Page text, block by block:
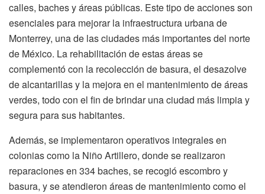
calles, baches y áreas públicas. Este tipo de acciones son
esenciales para mejorar la infraestructura urbana de
Monterrey, una de las ciudades más importantes del norte
de México. La rehabilitación de estas áreas se
complementó con la recolección de basura, el desazolve
de alcantarillas y la mejora en el mantenimiento de áreas
verdes, todo con el fin de brindar una ciudad más limpia y
segura para sus habitantes.
Además, se implementaron operativos integrales en
colonias como la Niño Artillero, donde se realizaron
reparaciones en 334 baches, se recogió escombro y
basura, y se atendieron áreas de mantenimiento como el